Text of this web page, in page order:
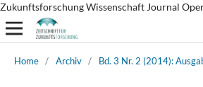
Zukunftsforschung Wissenschaft Journal
Home / Archiv / Bd. 3 Nr. 2 (2014):